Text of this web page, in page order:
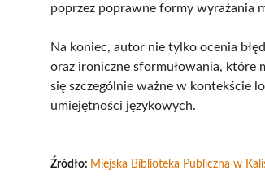
poprzez poprawne formy wyrażania
Na koniec, autor nie tylko ocenia
oraz ironiczne sformułowania, które
się szczególnie ważne w kontekście
umiejętności językowych.
Źródło: Miejska Biblioteka Publiczna w